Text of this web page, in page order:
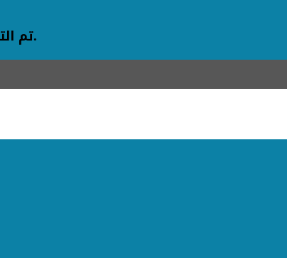
تم التحفظ على مركبة "التوك توك"، وإتخاذ الإجراءات القانونية.